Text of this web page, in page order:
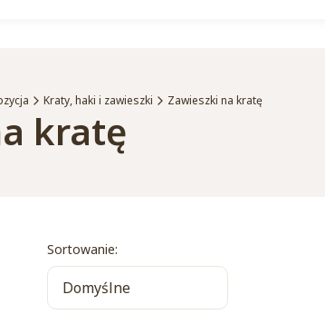
Kraty, haki i zawieszki Zawieszki na kratę
kratę
Lista produktów
Sortowanie:
Domyślne